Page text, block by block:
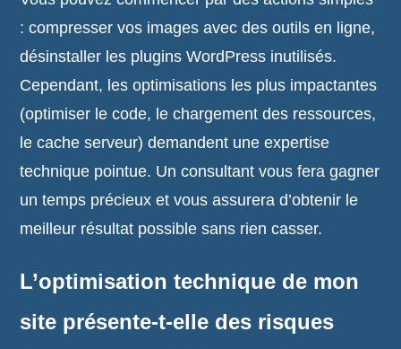
: compresser vos images avec des outils en ligne,
désinstaller les plugins WordPress inutilisés.
Cependant, les optimisations les plus impactantes
(optimiser le code, le chargement des ressources,
le cache serveur) demandent une expertise
technique pointue. Un consultant vous fera gagner
un temps précieux et vous assurera d’obtenir le
meilleur résultat possible sans rien casser.
L’optimisation technique de mon
site présente-t-elle des risques